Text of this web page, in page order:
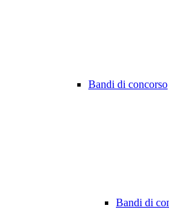
Bandi di concorso
Bandi di